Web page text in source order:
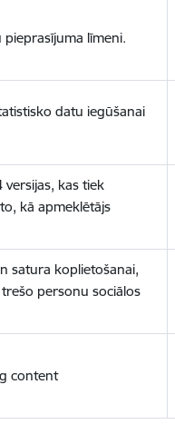
pieprasījuma līmeni.
datu iegūšanai
kas tiek
kā apmeklētājs
satura koplietošanai,
personu sociālos
content